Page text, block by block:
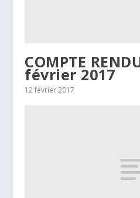
COMPTE
février 2017
12 février 2017